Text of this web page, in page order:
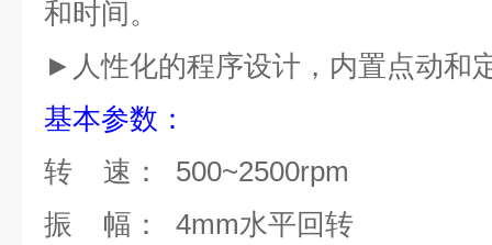
和时间。
► 人性化的程序设计，内置点动和
基本参数 ：
转
速：
500~2500rpm
振
幅： 4mm水平回转